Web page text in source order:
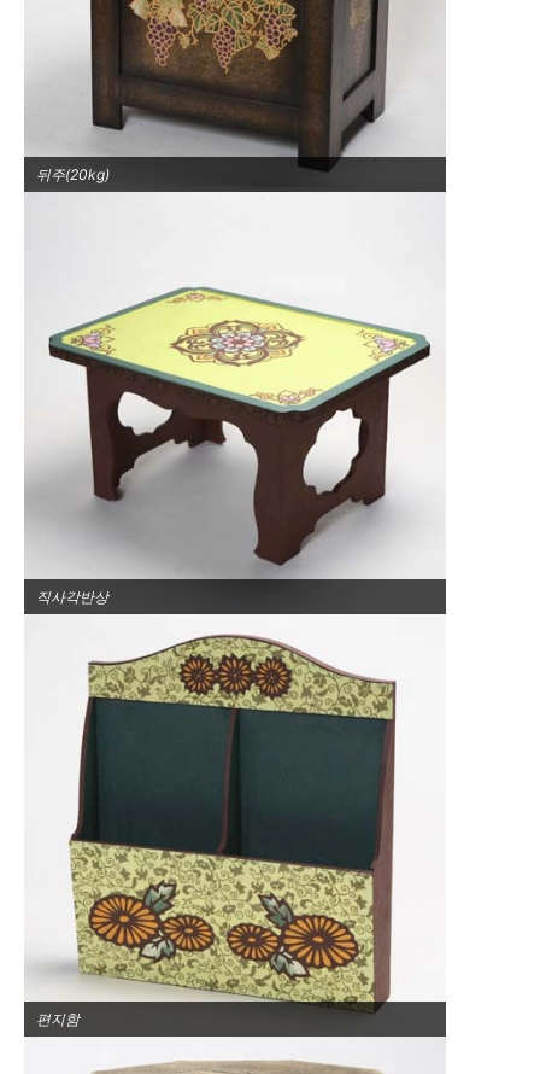
뒤주(20kg)
직사각반상
편지함